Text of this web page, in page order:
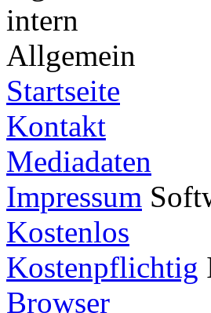
Allgemein
Startseite
Kontakt
Mediadaten
Impressum
Kostenlos
Kostenpflichtig
Browser